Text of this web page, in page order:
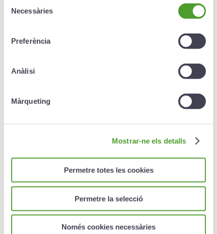
Necessàries
Preferència
Anàlisi
Màrqueting
Mostrar-ne els detalls
Permetre totes les cookies
Permetre la selecció
Només cookies necessàries
Acupuntura
PIAM:100% de la despesa CAAS
Crèdit Hospitalització:
Indemnitzacions
Descompte
PIAM
Solicitar más información